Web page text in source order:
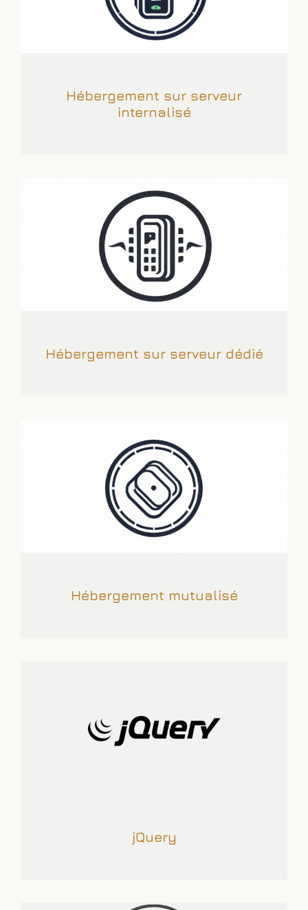
Hébergement sur serveur
internalisé
Hébergement sur serveur dédié
Hébergement mutualisé
jQuery